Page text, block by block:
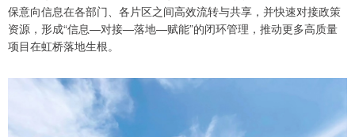
保意向信息在各部门、各片区之间高效流转与共享，并快速对接政策
资源，形成“信息—对接—落地—赋能”的闭环管理，推动更多高质量
项目在虹桥落地生根。